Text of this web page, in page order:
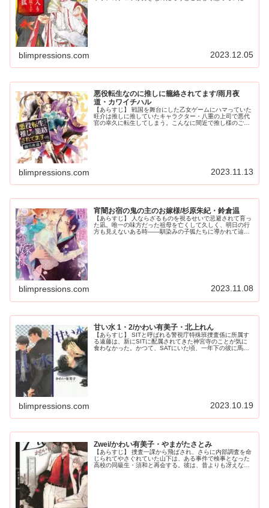
blimpressions.com 2023.12.05
悪役転生なのに推しに籠絡されてます/雨月夜
道・カワイチハル
【あらすじ】 戦国を舞台にした乙女ゲームにハマっていた
旺介は推しに推していたキャラクター・八重の上司で悪代
官の幸久に転生してしまう。こんなに間近で推し様のご尊
blimpressions.com 2023.11.13
宵闇お宿の鬼の主のお嫁様/杉原朱紀・鈴倉温
【あらすじ】 人ならざるものを視るせいで忌避されて育っ
た凪。唯一の味方だった祖母を亡くして久しく、明日の行
方も見えないある時――馴染みの子狐たちに導かれて辿り
blimpressions.com 2023.11.08
甘い水 1・2/かわい有美子・北上れん
【あらすじ】 SITと呼ばれる警視庁特殊班捜査係に所属す
る遠藤は、新にSITに配属されてきた神宮寺のことが気に
食わなかった。かつて、SATにいた頃、一年下の彼に馬鹿
blimpressions.com 2023.10.19
Zwei/かわい有美子・やまがたさとみ
【あらすじ】 捜査一課から飛ばされ、さらに内部調査を命
じられてやさぐれていた山下は、ある事件で検事となった
高校の同級生・須和と再会する。彼は、昔よりも冴えない